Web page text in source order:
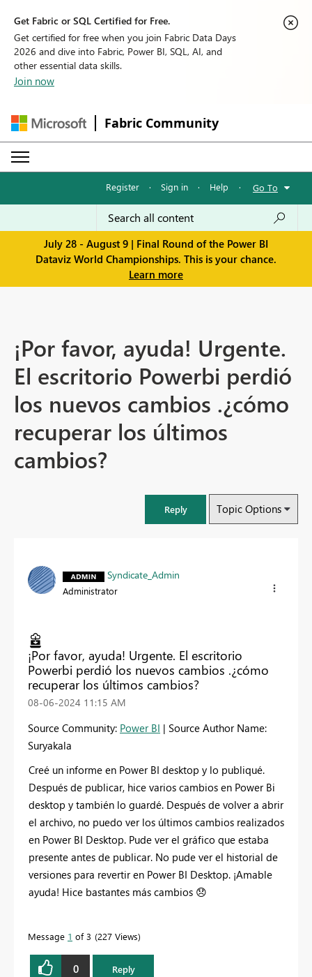
Get Fabric or SQL Certified for Free.
Get certified for free when you join Fabric Data Days
2026 and dive into Fabric, Power BI, SQL, AI, and
other essential data skills.
Join now
Fabric Community
Register · Sign in · Help · Go To
July 28 - August 9 | Final Round of the Power BI
Dataviz World Championships. This is your chance.
Learn more
¡Por favor, ayuda! Urgente.
El escritorio Powerbi perdió
los nuevos cambios .¿cómo
recuperar los últimos
cambios?
Reply Topic Options
Syndicate_Admin
Administrator
¡Por favor, ayuda! Urgente. El escritorio
Powerbi perdió los nuevos cambios .¿cómo
recuperar los últimos cambios?
‎08-06-2024 11:15 AM
Source Community: Power BI | Source Author Name:
Suryakala
Creé un informe en Power BI desktop y lo publiqué.
Después de publicar, hice varios cambios en Power Bi
desktop y también lo guardé. Después de volver a abrir
el archivo, no puedo ver los últimos cambios realizados
en Power BI Desktop. Pude ver el gráfico que estaba
presente antes de publicar. No pude ver el historial de
versiones para revertir en Power BI Desktop. ¡Amable
ayuda! Hice bastantes más cambios 😞
Message 1 of 3 227 Views
0 Reply